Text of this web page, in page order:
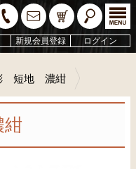
新規会員登録 ログイン
短地 濃紺